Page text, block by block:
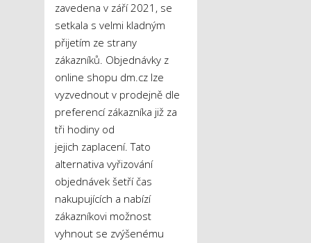
zavedena v září 2021, se
setkala s velmi kladným
přijetím ze strany
zákazníků. Objednávky z
online shopu dm.cz lze
vyzvednout v prodejně dle
preferencí zákazníka již za
tři hodiny od
jejich zaplacení. Tato
alternativa vyřizování
objednávek šetří čas
nakupujících a nabízí
zákazníkovi možnost
vyhnout se zvýšenému